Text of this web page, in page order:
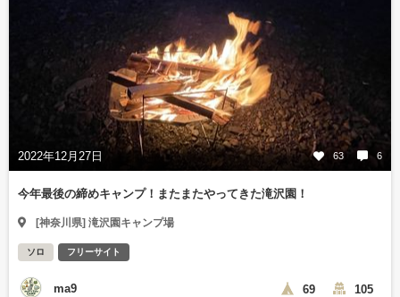
2022年12月27日 63 6
今年最後の締めキャンプ！またまたやってきた滝沢園！
[神奈川県] 滝沢園キャンプ場
ソロ フリーサイト
ma9 69 105